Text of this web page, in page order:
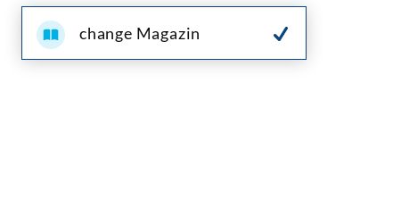
change Magazin